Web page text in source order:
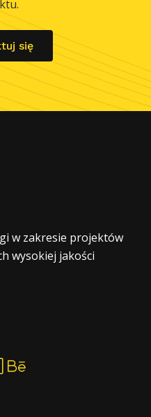
się
w zakresie projektów
wysokiej jakości